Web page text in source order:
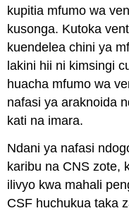
kupitia mfumo wa
kusonga. Kutoka
kuendelea chini ya
lakini hii ni kimsingi
huacha mfumo wa
nafasi ya araknoida
kati na imara.
Ndani ya nafasi
karibu na CNS zote,
ilivyo kwa mahali
CSF huchukua taka